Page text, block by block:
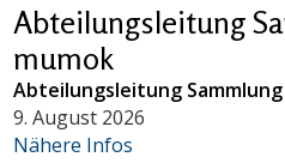
Abteilungsleitung
mumok
Abteilungsleitung
9. August 2026
Nähere Infos